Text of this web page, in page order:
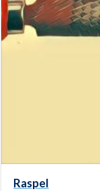
Raspel